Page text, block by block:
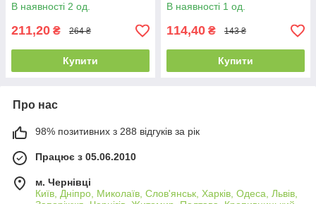
В наявності 2 од.
211,20 ₴ 264 ₴
Купити
В наявності 1 од.
114,40 ₴ 143 ₴
Купити
Про нас
98% позитивних з 288 відгуків за рік
Працює з 05.06.2010
м. Чернівці
Київ, Дніпро, Миколаїв, Слов'янськ, Харків, Одеса, Львів,